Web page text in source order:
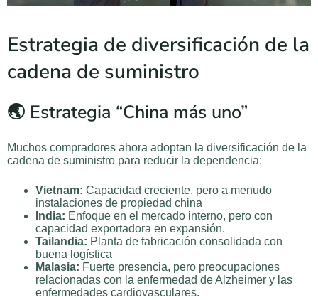
Estrategia de diversificación de la
cadena de suministro
🌏 Estrategia “China más uno”
Muchos compradores ahora adoptan la diversificación de la
cadena de suministro para reducir la dependencia:
Vietnam: Capacidad creciente, pero a menudo
instalaciones de propiedad china
India: Enfoque en el mercado interno, pero con
capacidad exportadora en expansión.
Tailandia: Planta de fabricación consolidada con
buena logística
Malasia: Fuerte presencia, pero preocupaciones
relacionadas con la enfermedad de Alzheimer y las
enfermedades cardiovasculares.